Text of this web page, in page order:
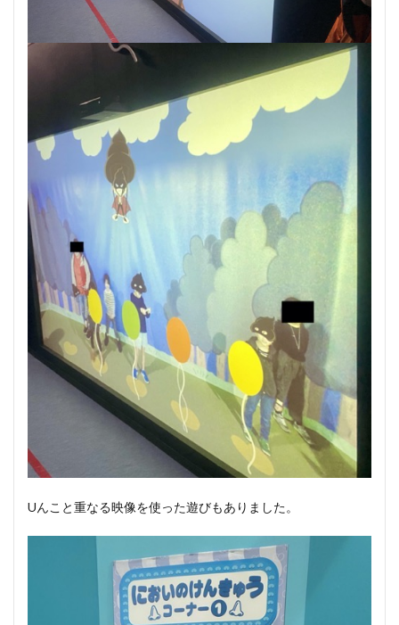
Uんこと重なる映像を使った遊びもありました。